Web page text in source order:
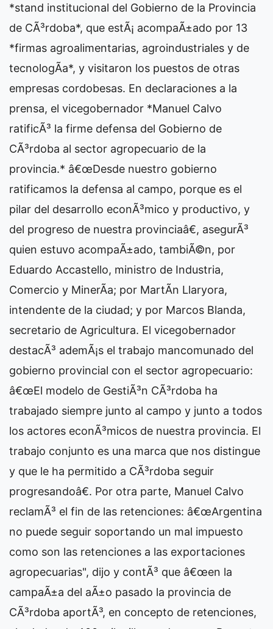
*stand institucional del Gobierno de la Provincia
de CÃ³rdoba*, que estÃ¡ acompaÃ±ado por 13
*firmas agroalimentarias, agroindustriales y de
tecnologÃ­a*, y visitaron los puestos de otras
empresas cordobesas. En declaraciones a la
prensa, el vicegobernador *Manuel Calvo
ratificÃ³ la firme defensa del Gobierno de
CÃ³rdoba al sector agropecuario de la
provincia.* â€œDesde nuestro gobierno
ratificamos la defensa al campo, porque es el
pilar del desarrollo econÃ³mico y productivo, y
del progreso de nuestra provinciaâ€, asegurÃ³
quien estuvo acompaÃ±ado, tambiÃ©n, por
Eduardo Accastello, ministro de Industria,
Comercio y MinerÃ­a; por MartÃ­n Llaryora,
intendente de la ciudad; y por Marcos Blanda,
secretario de Agricultura. El vicegobernador
destacÃ³ ademÃ¡s el trabajo mancomunado del
gobierno provincial con el sector agropecuario:
â€œEl modelo de GestiÃ³n CÃ³rdoba ha
trabajado siempre junto al campo y junto a todos
los actores econÃ³micos de nuestra provincia. El
trabajo conjunto es una marca que nos distingue
y que le ha permitido a CÃ³rdoba seguir
progresandoâ€. Por otra parte, Manuel Calvo
reclamÃ³ el fin de las retenciones: â€œArgentina
no puede seguir soportando un mal impuesto
como son las retenciones a las exportaciones
agropecuarias", dijo y contÃ³ que â€œen la
campaÃ±a del aÃ±o pasado la provincia de
CÃ³rdoba aportÃ³, en concepto de retenciones,